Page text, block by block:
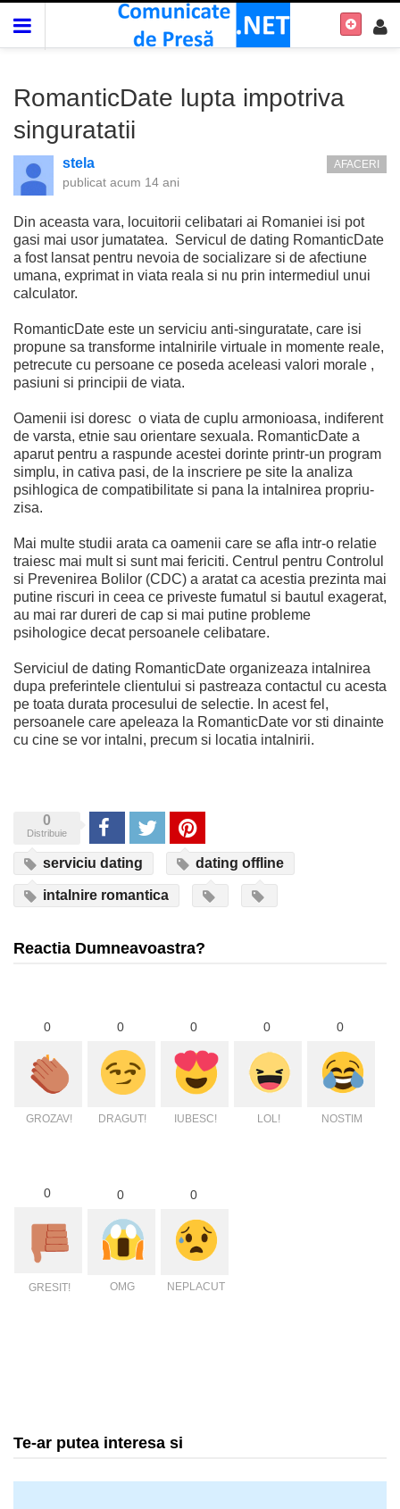
RomanticDate lupta impotriva
singuratatii
stela
publicat acum 14 ani
AFACERI
Din aceasta vara, locuitorii celibatari ai Romaniei isi pot
gasi mai usor jumatatea. Servicul de dating RomanticDate
a fost lansat pentru nevoia de socializare si de afectiune
umana, exprimat in viata reala si nu prin intermediul unui
calculator.
RomanticDate este un serviciu anti-singuratate, care isi
propune sa transforme intalnirile virtuale in momente reale,
petrecute cu persoane ce poseda aceleasi valori morale ,
pasiuni si principii de viata.
Oamenii isi doresc o viata de cuplu armonioasa, indiferent
de varsta, etnie sau orientare sexuala. RomanticDate a
aparut pentru a raspunde acestei dorinte printr-un program
simplu, in cativa pasi, de la inscriere pe site la analiza
psihlogica de compatibilitate si pana la intalnirea propriu-
zisa.
Mai multe studii arata ca oamenii care se afla intr-o relatie
traiesc mai mult si sunt mai fericiti. Centrul pentru Controlul
si Prevenirea Bolilor (CDC) a aratat ca acestia prezinta mai
putine riscuri in ceea ce priveste fumatul si bautul exagerat,
au mai rar dureri de cap si mai putine probleme
psihologice decat persoanele celibatare.
Serviciul de dating RomanticDate organizeaza intalnirea
dupa preferintele clientului si pastreaza contactul cu acesta
pe toata durata procesului de selectie. In acest fel,
persoanele care apeleaza la RomanticDate vor sti dinainte
cu cine se vor intalni, precum si locatia intalnirii.
0
Distribuie Share Tweet Pinterest
serviciu dating dating offline
intalnire romantica
Reactia Dumneavoastra?
0
GROZAV!
0
DRAGUT!
0
IUBESC!
0
LOL!
0
NOSTIM
0
GRESIT!
0
OMG
0
NEPLACUT
Te-ar putea interesa si